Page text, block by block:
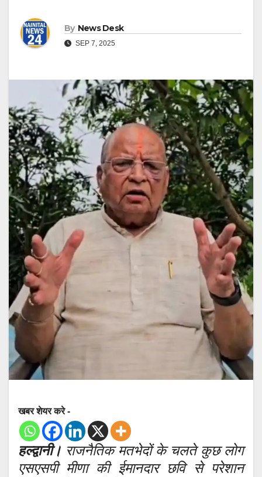
By News Desk
SEP 7, 2025
खबर शेयर करे -
हल्द्वानी। राजनैतिक मतभेदों के चलते कुछ लोग
एसएसपी मीणा की ईमानदार छवि से परेशान